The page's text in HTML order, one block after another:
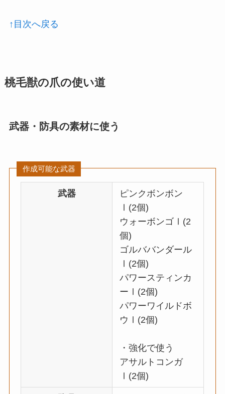
↑目次へ戻る
桃毛獣の爪の使い道
武器・防具の素材に使う
作成可能な武器
武器
ピンクボンボン
Ⅰ(2個)
ウォーボンゴⅠ(2
個)
ゴルババンダール
Ⅰ(2個)
パワースティンカ
ーⅠ(2個)
パワーワイルドボ
ウⅠ(2個)
・強化で使う
アサルトコンガ
Ⅰ(2個)